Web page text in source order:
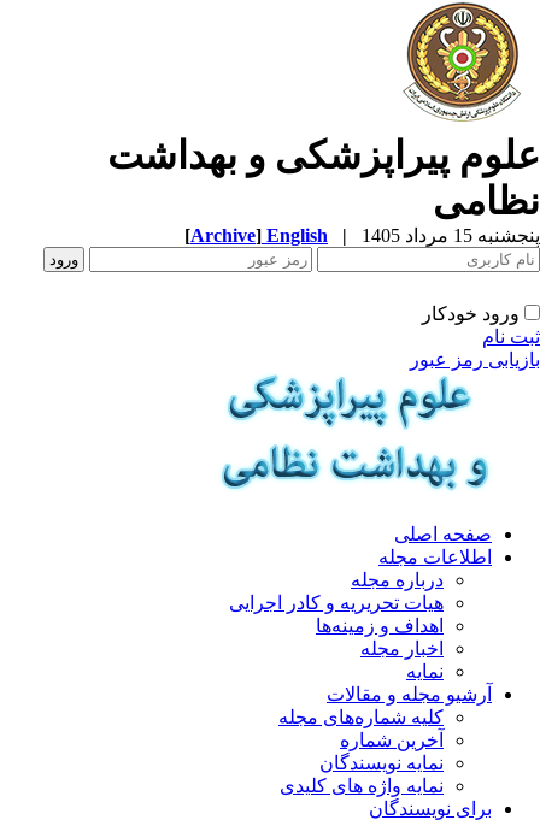
پیراپزشکی و بهداشت
15 مرداد 1405 |
English
[Archive]
ورود خودکار
نام
رمز عبور
صفحه اصلی
اطلاعات مجله
درباره مجله
هیات تحریریه و کادر اجرایی
اهداف و زمینه‌ها
اخبار مجله
نمایه
آرشیو مجله و مقالات
کلیه شماره‌های مجله
آخرین شماره
نمایه نویسندگان
نمایه واژه های کلیدی
برای نویسندگان